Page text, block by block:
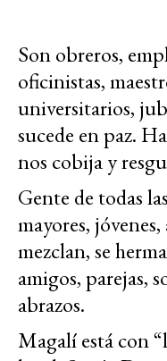
Son obreros,
oficinistas,
universitarios,
sucede en paz.
nos cobija y
Gente de todas
mayores,
mezclan, se
amigos, parejas,
abrazos.
Magalí está con